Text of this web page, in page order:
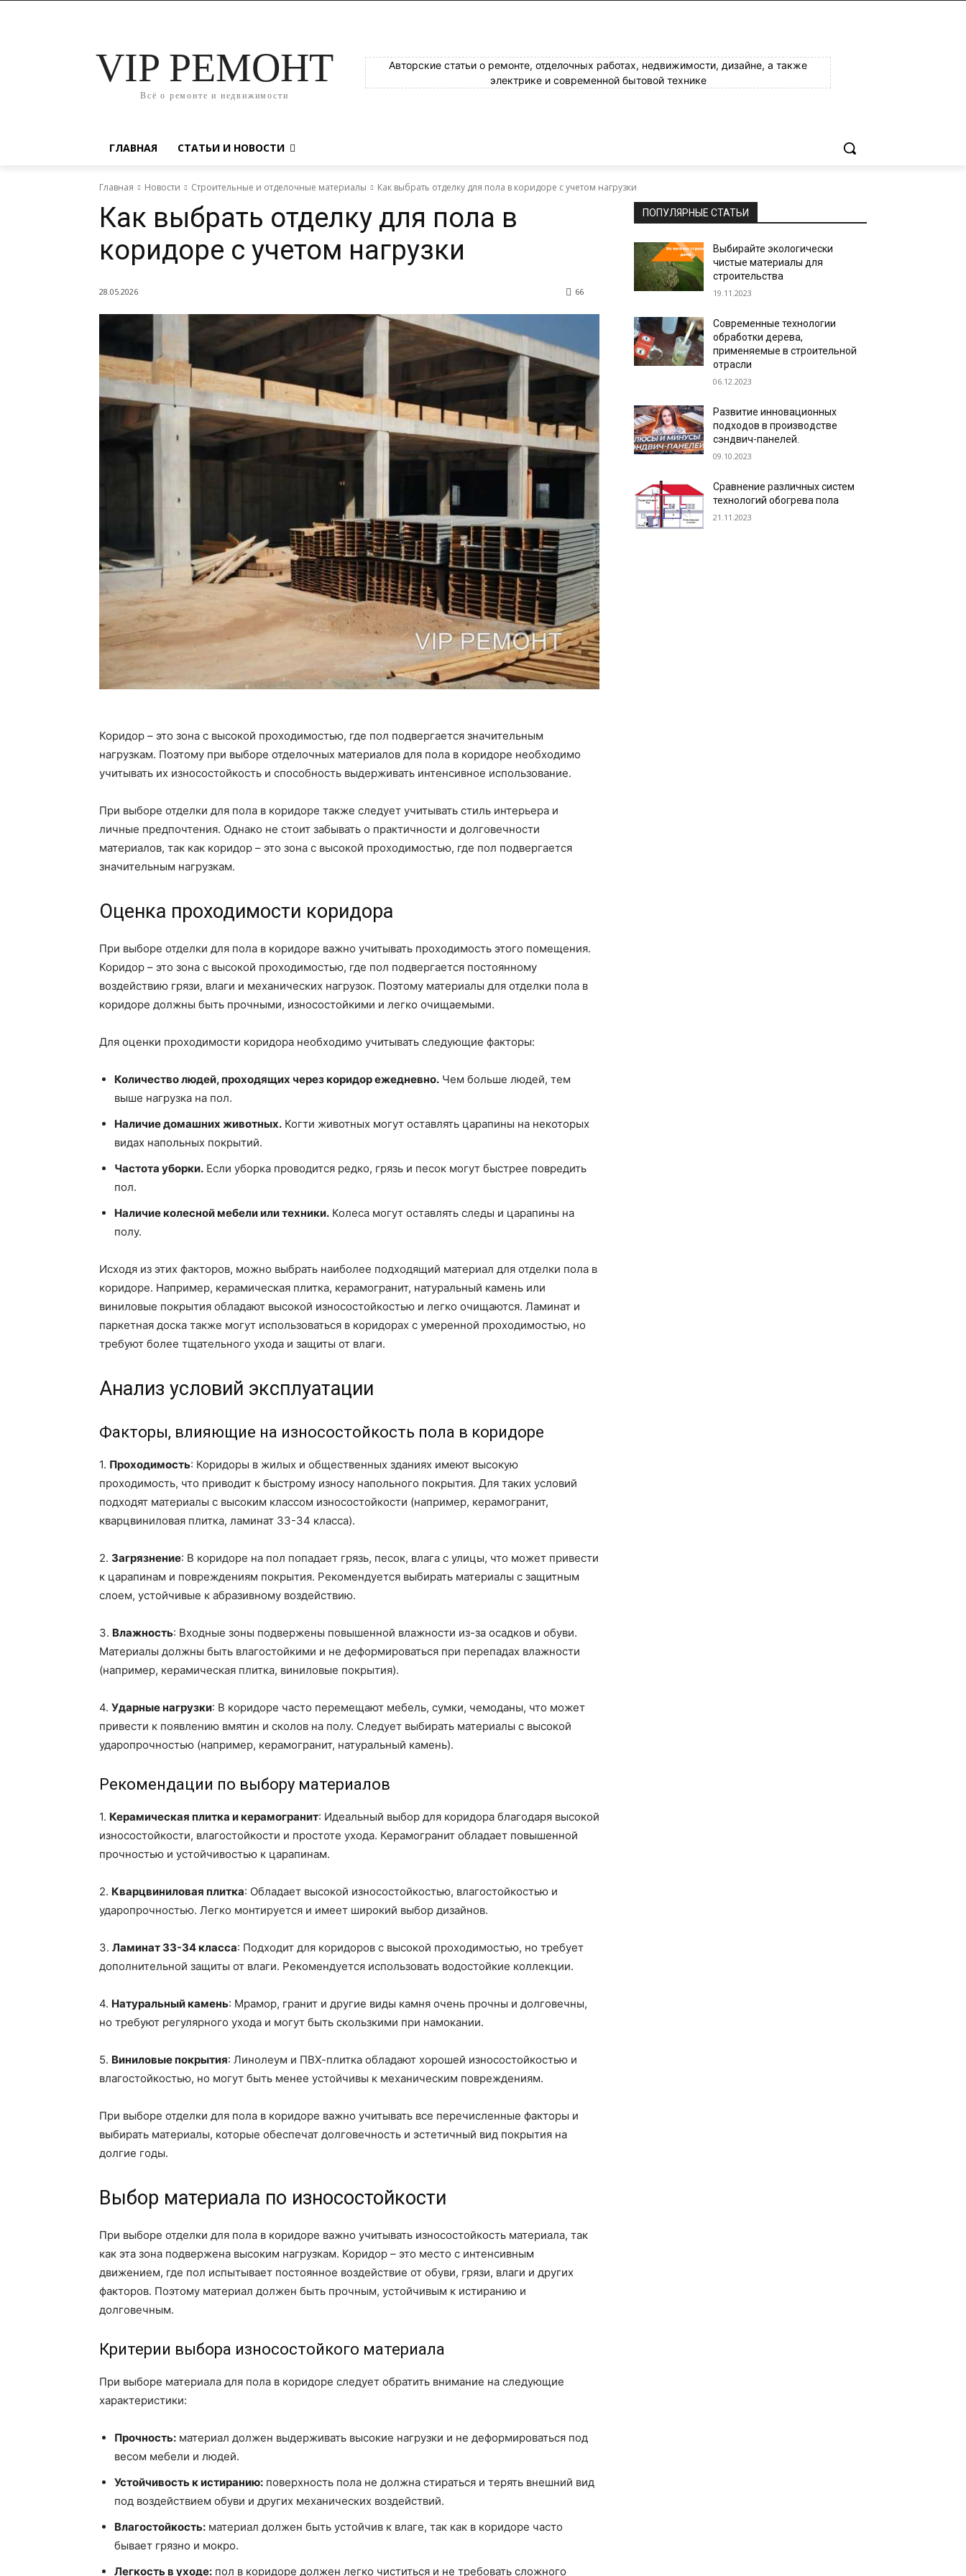
VIP РЕМОНТ
Всё о ремонте и недвижимости
Авторские статьи о ремонте, отделочных работах, недвижимости, дизайне, а также
электрике и современной бытовой технике
ГЛАВНАЯ СТАТЬИ И НОВОСТИ
Главная Новости Строительные и отделочные материалы Как выбрать отделку для пола в коридоре с учетом нагрузки
Как выбрать отделку для пола в
коридоре с учетом нагрузки
28.05.2026 66
Коридор – это зона с высокой проходимостью, где пол подвергается значительным
нагрузкам. Поэтому при выборе отделочных материалов для пола в коридоре необходимо
учитывать их износостойкость и способность выдерживать интенсивное использование.
При выборе отделки для пола в коридоре также следует учитывать стиль интерьера и
личные предпочтения. Однако не стоит забывать о практичности и долговечности
материалов, так как коридор – это зона с высокой проходимостью, где пол подвергается
значительным нагрузкам.
Оценка проходимости коридора
При выборе отделки для пола в коридоре важно учитывать проходимость этого помещения.
Коридор – это зона с высокой проходимостью, где пол подвергается постоянному
воздействию грязи, влаги и механических нагрузок. Поэтому материалы для отделки пола в
коридоре должны быть прочными, износостойкими и легко очищаемыми.
Для оценки проходимости коридора необходимо учитывать следующие факторы:
Количество людей, проходящих через коридор ежедневно. Чем больше людей, тем
выше нагрузка на пол.
Наличие домашних животных. Когти животных могут оставлять царапины на некоторых
видах напольных покрытий.
Частота уборки. Если уборка проводится редко, грязь и песок могут быстрее повредить
пол.
Наличие колесной мебели или техники. Колеса могут оставлять следы и царапины на
полу.
Исходя из этих факторов, можно выбрать наиболее подходящий материал для отделки пола в
коридоре. Например, керамическая плитка, керамогранит, натуральный камень или
виниловые покрытия обладают высокой износостойкостью и легко очищаются. Ламинат и
паркетная доска также могут использоваться в коридорах с умеренной проходимостью, но
требуют более тщательного ухода и защиты от влаги.
Анализ условий эксплуатации
Факторы, влияющие на износостойкость пола в коридоре
1. Проходимость: Коридоры в жилых и общественных зданиях имеют высокую
проходимость, что приводит к быстрому износу напольного покрытия. Для таких условий
подходят материалы с высоким классом износостойкости (например, керамогранит,
кварцвиниловая плитка, ламинат 33-34 класса).
2. Загрязнение: В коридоре на пол попадает грязь, песок, влага с улицы, что может привести
к царапинам и повреждениям покрытия. Рекомендуется выбирать материалы с защитным
слоем, устойчивые к абразивному воздействию.
3. Влажность: Входные зоны подвержены повышенной влажности из-за осадков и обуви.
Материалы должны быть влагостойкими и не деформироваться при перепадах влажности
(например, керамическая плитка, виниловые покрытия).
4. Ударные нагрузки: В коридоре часто перемещают мебель, сумки, чемоданы, что может
привести к появлению вмятин и сколов на полу. Следует выбирать материалы с высокой
ударопрочностью (например, керамогранит, натуральный камень).
Рекомендации по выбору материалов
1. Керамическая плитка и керамогранит: Идеальный выбор для коридора благодаря высокой
износостойкости, влагостойкости и простоте ухода. Керамогранит обладает повышенной
прочностью и устойчивостью к царапинам.
2. Кварцвиниловая плитка: Обладает высокой износостойкостью, влагостойкостью и
ударопрочностью. Легко монтируется и имеет широкий выбор дизайнов.
3. Ламинат 33-34 класса: Подходит для коридоров с высокой проходимостью, но требует
дополнительной защиты от влаги. Рекомендуется использовать водостойкие коллекции.
4. Натуральный камень: Мрамор, гранит и другие виды камня очень прочны и долговечны,
но требуют регулярного ухода и могут быть скользкими при намокании.
5. Виниловые покрытия: Линолеум и ПВХ-плитка обладают хорошей износостойкостью и
влагостойкостью, но могут быть менее устойчивы к механическим повреждениям.
При выборе отделки для пола в коридоре важно учитывать все перечисленные факторы и
выбирать материалы, которые обеспечат долговечность и эстетичный вид покрытия на
долгие годы.
Выбор материала по износостойкости
При выборе отделки для пола в коридоре важно учитывать износостойкость материала, так
как эта зона подвержена высоким нагрузкам. Коридор – это место с интенсивным
движением, где пол испытывает постоянное воздействие от обуви, грязи, влаги и других
факторов. Поэтому материал должен быть прочным, устойчивым к истиранию и
долговечным.
Критерии выбора износостойкого материала
При выборе материала для пола в коридоре следует обратить внимание на следующие
характеристики:
Прочность: материал должен выдерживать высокие нагрузки и не деформироваться под
весом мебели и людей.
Устойчивость к истиранию: поверхность пола не должна стираться и терять внешний вид
под воздействием обуви и других механических воздействий.
Влагостойкость: материал должен быть устойчив к влаге, так как в коридоре часто
бывает грязно и мокро.
Легкость в уходе: пол в коридоре должен легко чиститься и не требовать сложного
ПОПУЛЯРНЫЕ СТАТЬИ
Выбирайте экологически
чистые материалы для
строительства
19.11.2023
Современные технологии
обработки дерева,
применяемые в строительной
отрасли
06.12.2023
Развитие инновационных
подходов в производстве
сэндвич-панелей.
09.10.2023
Сравнение различных систем
технологий обогрева пола
21.11.2023